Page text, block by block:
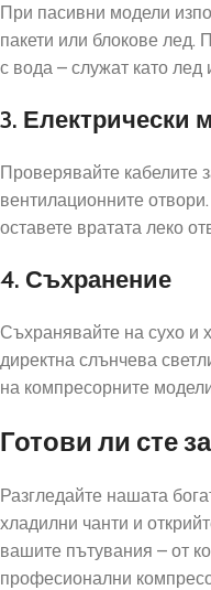
При пасивни модели
пакети или блокове лед.
с вода – служат като лед
3. Електрически
Проверявайте кабелите
вентилационните
оставете вратата леко
4. Съхранение
Съхранявайте на сухо и
директна слънчева
на компресорните
Готови ли сте
Разгледайте нашата
хладилни чанти и
вашите пътувания – от
професионални